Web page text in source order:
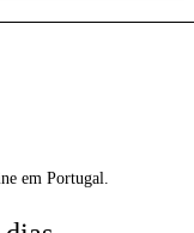
em Portugal.